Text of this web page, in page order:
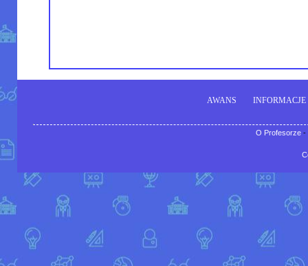
AWANS INFORMACJE
O Profesorze-